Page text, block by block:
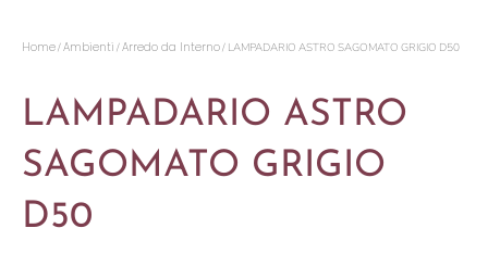
Home/Ambienti /Arredo da Interno/ LAMPADARIO ASTRO SAGOMATO GRIGIO D50
LAMPADARIO ASTRO
SAGOMATO GRIGIO
D50